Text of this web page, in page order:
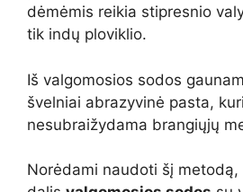
dėmėmis reikia stipresnio
tik indų ploviklio.
Iš valgomosios sodos
švelniai abrazyvinė pasta,
nesubraižydama brangiųjų
Norėdami naudoti šį